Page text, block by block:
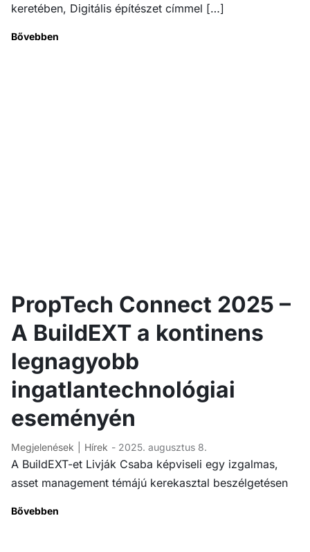
keretében, Digitális építészet címmel […]
Bővebben
PropTech Connect 2025 –
A BuildEXT a kontinens
legnagyobb
ingatlantechnológiai
eseményén
Megjelenések Hírek - 2025. augusztus 8.
A BuildEXT-et Livják Csaba képviseli egy izgalmas,
asset management témájú kerekasztal beszélgetésen
Bővebben